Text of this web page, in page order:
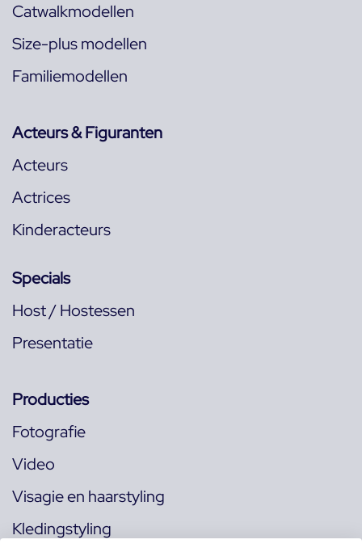
Catwalkmodellen
Size-plus modellen
Familiemodellen
Acteurs & Figuranten
Acteurs
Actrices
Kinderacteurs
Specials
Host / Hostessen
Presentatie
Producties
Fotografie
Video
Visagie en haarstyling
Kledingstyling